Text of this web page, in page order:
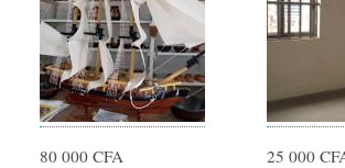
80 000 CFA 25 000